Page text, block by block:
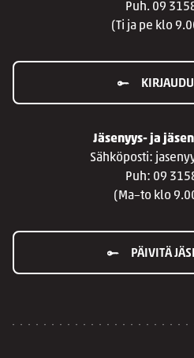
Puh. 09
(Ti ja pe klo
Jäsenyys- ja
Sähköposti:
Puh: 09
(Ma–to klo
PÄIVITÄ